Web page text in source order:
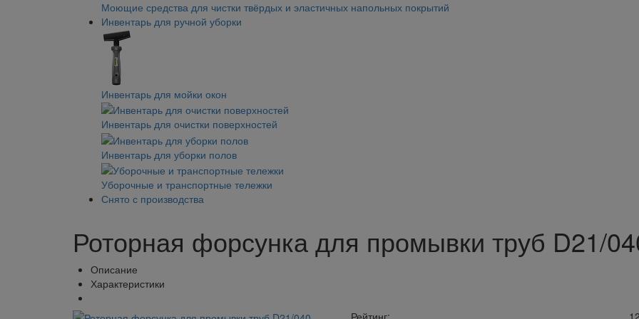
Моющие средства для чистки твёрдых и эластичных напольных покрытий
Инвентарь для ручной уборки
Инвентарь для мойки окон
Инвентарь для очистки поверхностей
Инвентарь для уборки полов
Уборочные и транспортные тележки
Снято с производства
Роторная форсунка для промывки труб D21/
Описание
Характеристики